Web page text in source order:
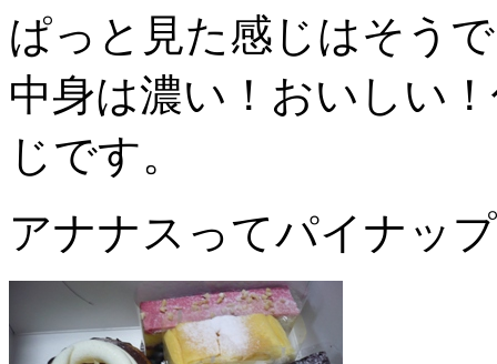
ぱっと見た感じはそう
中身は濃い！おいしい
じです。
アナナスってパイナッ